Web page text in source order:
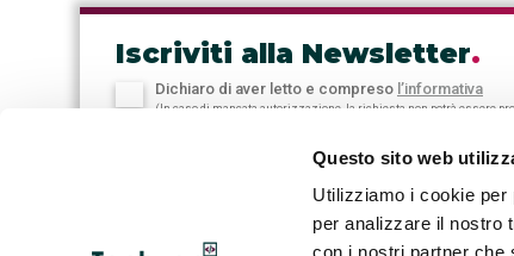
Questo sito web
Utilizziamo i cookie per
per analizzare il nostro
Iscriviti alla Newsletter.
Dichiaro di aver letto e compreso l’informativa
(In caso di mancata autorizzazione, la richiesta non potrà essere